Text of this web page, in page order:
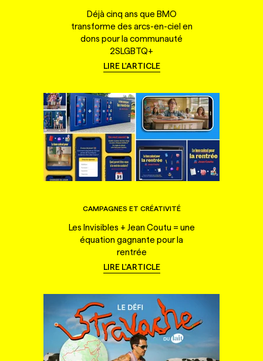
Déjà cinq ans que BMO
transforme des arcs-en-ciel en
dons pour la communauté
2SLGBTQ+
LIRE L'ARTICLE
CAMPAGNES ET CRÉATIVITÉ
Les Invisibles + Jean Coutu = une
équation gagnante pour la
rentrée
LIRE L'ARTICLE